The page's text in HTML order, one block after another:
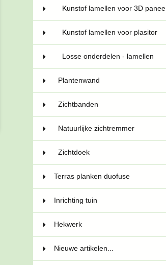
Kunstof lamellen voor 3D paneel
Kunstof lamellen voor plasitor
Losse onderdelen - lamellen
Plantenwand
Zichtbanden
Natuurlijke zichtremmer
Zichtdoek
Terras planken duofuse
Inrichting tuin
Hekwerk
Nieuwe artikelen...